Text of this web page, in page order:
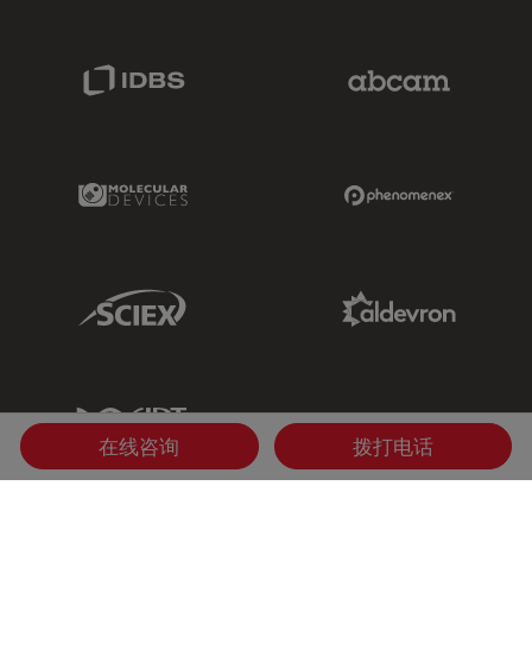
Molecular Devices Link
Sciex Link
IDT Link
在线咨询 拨打电话